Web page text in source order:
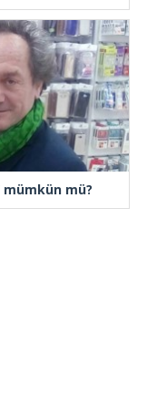
mümkün mü?